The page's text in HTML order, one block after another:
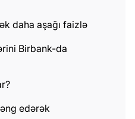
daha aşağı faizlə
Birbank-da
edərək